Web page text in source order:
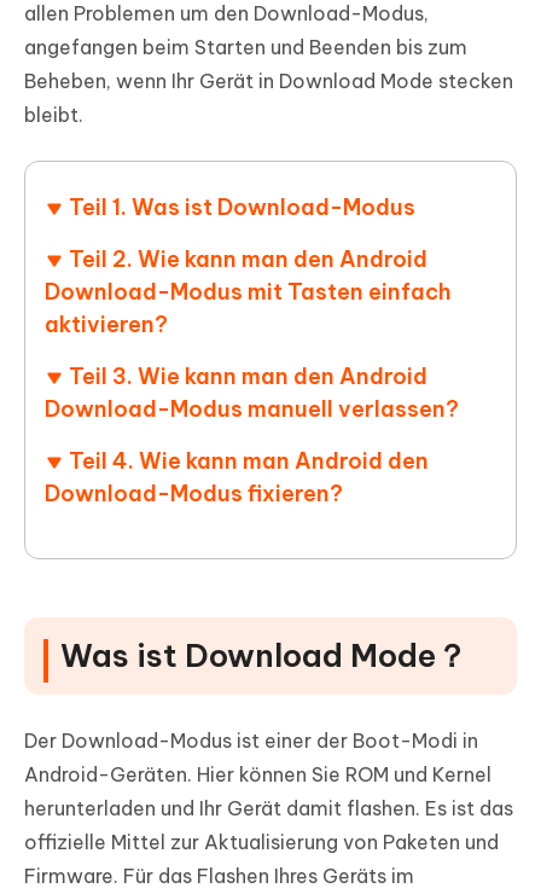
allen Problemen um den Download-Modus,
angefangen beim Starten und Beenden bis zum
Beheben, wenn Ihr Gerät in Download Mode stecken
bleibt.
Teil 1. Was ist Download-Modus
Teil 2. Wie kann man den Android
Download-Modus mit Tasten einfach
aktivieren?
Teil 3. Wie kann man den Android
Download-Modus manuell verlassen?
Teil 4. Wie kann man Android den
Download-Modus fixieren?
Was ist Download Mode？
Der Download-Modus ist einer der Boot-Modi in
Android-Geräten. Hier können Sie ROM und Kernel
herunterladen und Ihr Gerät damit flashen. Es ist das
offizielle Mittel zur Aktualisierung von Paketen und
Firmware. Für das Flashen Ihres Geräts im